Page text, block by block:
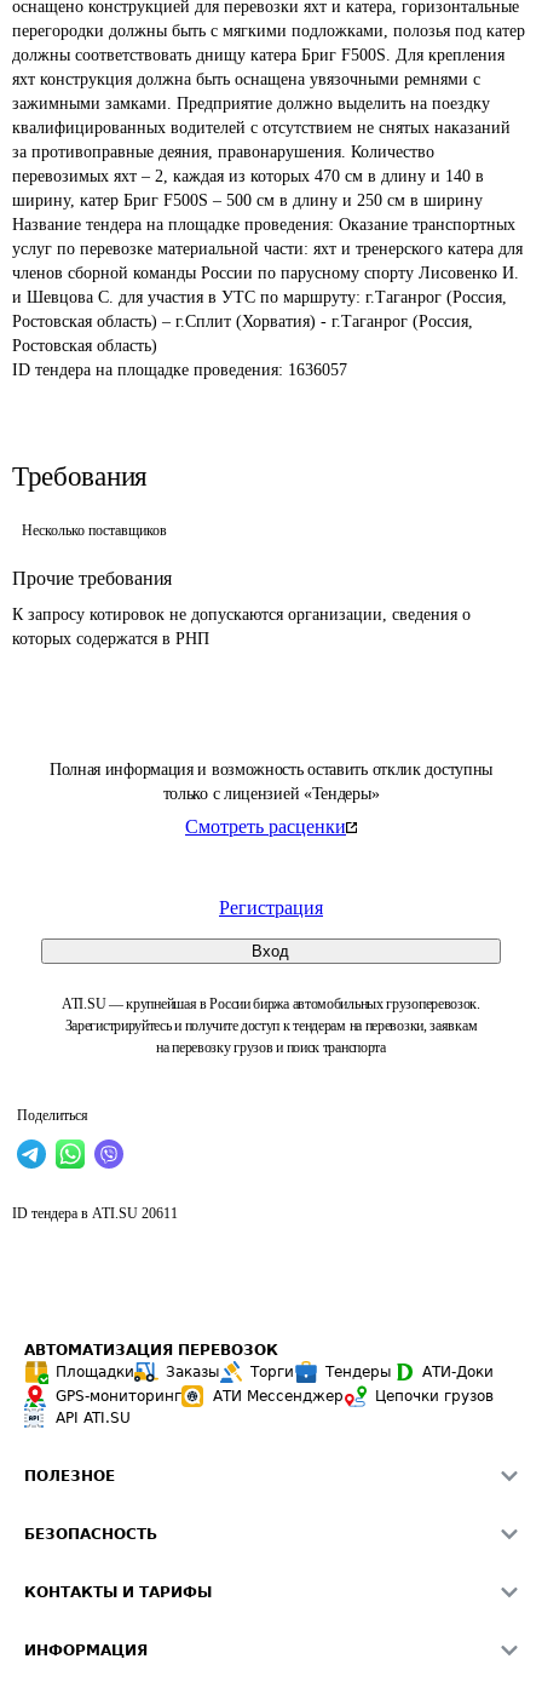
Полная информация и возможность оставить отклик доступны
только с лицензией «Тендеры»
Смотреть расценки
Регистрация
Вход
ATI.SU — крупнейшая в России биржа автомобильных грузоперевозок.
Зарегистрируйтесь и получите доступ к тендерам на перевозки, заявкам
на перевозку грузов и поиск транспорта
Поделиться
оснащено конструкцией для перевозки яхт и катера, горизонтальные
перегородки должны быть с мягкими подложками, полозья под катер
должны соответствовать днищу катера Бриг F500S. Для крепления
яхт конструкция должна быть оснащена увязочными ремнями с
зажимными замками. Предприятие должно выделить на поездку
квалифицированных водителей с отсутствием не снятых наказаний
за противоправные деяния, правонарушения. Количество
перевозимых яхт – 2, каждая из которых 470 см в длину и 140 в
ширину, катер Бриг F500S – 500 см в длину и 250 см в ширину
Название тендера на площадке проведения: Оказание транспортных
услуг по перевозке материальной части: яхт и тренерского катера для
членов сборной команды России по парусному спорту Лисовенко И.
и Шевцова С. для участия в УТС по маршруту: г.Таганрог (Россия,
Ростовская область) – г.Сплит (Хорватия) - г.Таганрог (Россия,
Ростовская область)
ID тендера на площадке проведения: 1636057
Требования
Несколько поставщиков
Прочие требования
К запросу котировок не допускаются организации, сведения о
которых содержатся в РНП
ID тендера в ATI.SU 20611
АВТОМАТИЗАЦИЯ ПЕРЕВОЗОК
Площадки
Заказы Торги Тендеры
АТИ-Доки
GPS-мониторинг
АТИ Мессенджер
Цепочки грузов
API ATI.SU
ПОЛЕЗНОЕ
Звезды ATI.SU на вашем сайте
Средние ставки
БЕЗОПАСНОСТЬ
Светофор+
КОНТАКТЫ И ТАРИФЫ
ИНФОРМАЦИЯ